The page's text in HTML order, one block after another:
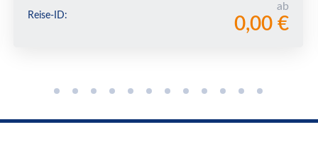
Reise-ID:
ab
0,00 €